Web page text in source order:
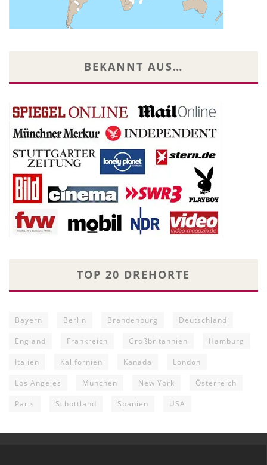
BEKANNT AUS…
TOP 20 DREHORTE
Bayern Berlin Brandenburg Deutschland
England Frankreich Großbritannien Hamburg
Italien Kalifornien Kanada London
Los Angeles München New York Österreich
Paris Schottland Spanien USA